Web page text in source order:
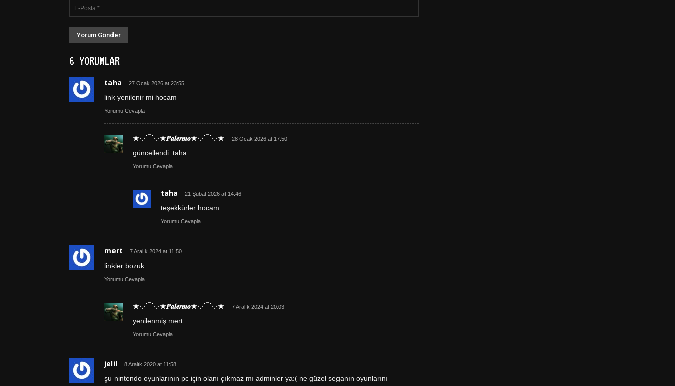
6 YORUMLAR
taha 27 Ocak 2026 at 23:55
link yenilenir mi hocam
Yorumu Cevapla
★·.·´¯`·.·★𝑷𝒂𝒍𝒆𝒓𝒎𝒐★·.·´¯`·.·★ 28 Ocak 2026 at 17:50
güncellendi..taha
Yorumu Cevapla
taha 21 Şubat 2026 at 14:46
teşekkürler hocam
Yorumu Cevapla
mert 7 Aralık 2024 at 11:50
linkler bozuk
Yorumu Cevapla
★·.·´¯`·.·★𝑷𝒂𝒍𝒆𝒓𝒎𝒐★·.·´¯`·.·★ 7 Aralık 2024 at 20:03
yenilenmiş.mert
Yorumu Cevapla
jelil 8 Aralık 2020 at 11:58
şu nintendo oyunlarının pc için olanı çıkmaz mı adminler ya:( ne güzel seganın oyunlarını